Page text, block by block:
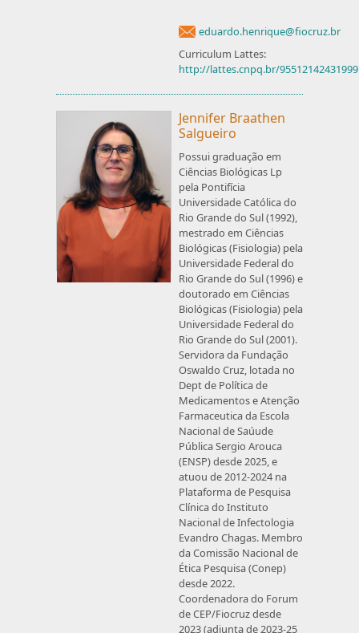
eduardo.henrique@fiocruz.br
Curriculum Lattes:
http://lattes.cnpq.br/
Jennifer Braathen
Salgueiro
Possui graduação em
Ciências Biológicas Lp
pela Pontifícia
Universidade Católica do
Rio Grande do Sul (1992),
mestrado em Ciências
Biológicas (Fisiologia) pela
Universidade Federal do
Rio Grande do Sul (1996) e
doutorado em Ciências
Biológicas (Fisiologia) pela
Universidade Federal do
Rio Grande do Sul (2001).
Servidora da Fundação
Oswaldo Cruz, lotada no
Dept de Política de
Medicamentos e Atenção
Farmaceutica da Escola
Nacional de Saúude
Pública Sergio Arouca
(ENSP) desde 2025, e
atuou de 2012-2024 na
Plataforma de Pesquisa
Clínica do Instituto
Nacional de Infectologia
Evandro Chagas. Membro
da Comissão Nacional de
Ética Pesquisa (Conep)
desde 2022.
Coordenadora do Forum
de CEP/Fiocruz desde
2023 (adjunta de 2023-25